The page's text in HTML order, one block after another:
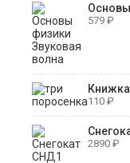
579 ₽
110 ₽
2890 ₽